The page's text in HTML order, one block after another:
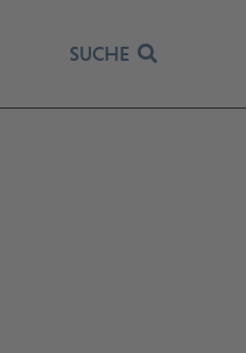
SUCHE